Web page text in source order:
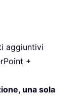
aggiuntivi
+
una sola